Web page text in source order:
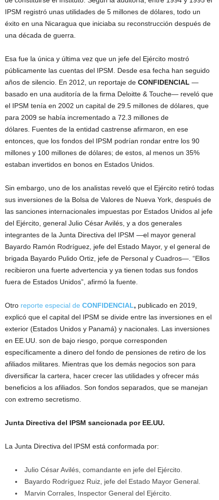
IPSM registró unas utilidades de 5 millones de dólares, todo un
éxito en una Nicaragua que iniciaba su reconstrucción después de
una década de guerra.
Esa fue la única y última vez que un jefe del Ejército mostró
públicamente las cuentas del IPSM. Desde esa fecha han seguido
años de silencio. En 2012, un reportaje de CONFIDENCIAL —
basado en una auditoría de la firma Deloitte & Touche— reveló que
el IPSM tenía en 2002 un capital de 29.5 millones de dólares, que
para 2009 se había incrementado a 72.3 millones de
dólares. Fuentes de la entidad castrense afirmaron, en ese
entonces, que los fondos del IPSM podrían rondar entre los 90
millones y 100 millones de dólares; de estos, al menos un 35%
estaban invertidos en bonos en Estados Unidos.
Sin embargo, uno de los analistas reveló que el Ejército retiró todas
sus inversiones de la Bolsa de Valores de Nueva York, después de
las sanciones internacionales impuestas por Estados Unidos al jefe
del Ejército, general Julio César Avilés, y a dos generales
integrantes de la Junta Directiva del IPSM —el mayor general
Bayardo Ramón Rodríguez, jefe del Estado Mayor, y el general de
brigada Bayardo Pulido Ortiz, jefe de Personal y Cuadros—. “Ellos
recibieron una fuerte advertencia y ya tienen todas sus fondos
fuera de Estados Unidos”, afirmó la fuente.
Otro reporte especial de CONFIDENCIAL, publicado en 2019,
explicó que el capital del IPSM se divide entre las inversiones en el
exterior (Estados Unidos y Panamá) y nacionales. Las inversiones
en EE.UU. son de bajo riesgo, porque corresponden
específicamente a dinero del fondo de pensiones de retiro de los
afiliados militares. Mientras que los demás negocios son para
diversificar la cartera, hacer crecer las utilidades y ofrecer más
beneficios a los afiliados. Son fondos separados, que se manejan
con extremo secretismo.
Junta Directiva del IPSM sancionada por EE.UU.
La Junta Directiva del IPSM está conformada por:
Julio César Avilés, comandante en jefe del Ejército.
Bayardo Rodríguez Ruiz, jefe del Estado Mayor General.
Marvin Corrales, Inspector General del Ejército.